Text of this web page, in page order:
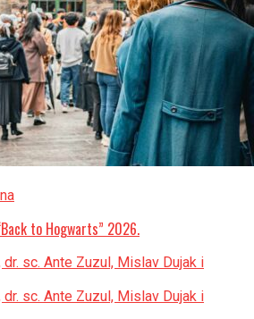
to Hogwarts” 2026.